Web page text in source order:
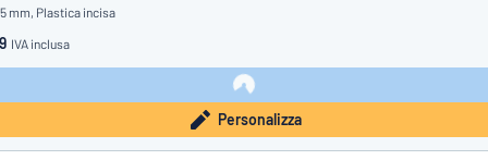
mm, Plastica incisa
IVA inclusa
Personalizza